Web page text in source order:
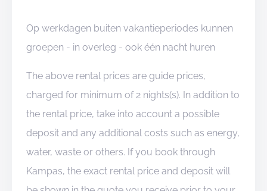
Op werkdagen buiten vakantieperiodes kunnen
groepen - in overleg - ook één nacht huren
The above rental prices are guide prices,
charged for minimum of 2 nights(s). In addition to
the rental price, take into account a possible
deposit and any additional costs such as energy,
water, waste or others. If you book through
Kampas, the exact rental price and deposit will